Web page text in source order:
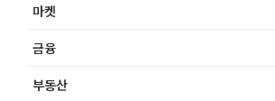
마켓
금융
부동산